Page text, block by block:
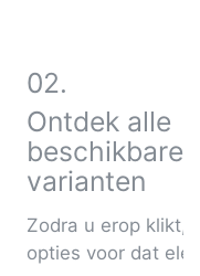
Ontdek alle
beschikbare
varianten
Zodra u erop klikt,
opties voor dat